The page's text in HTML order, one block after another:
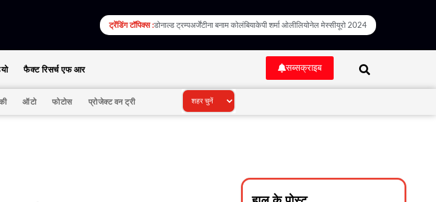
ट्रेंडिंग टॉपिक्स :डोनाल्ड ट्रम्पअर्जेंटीना बनाम कोलंबियाकेपी शर्मा ओलीलियोनेल मेस्सीयूरो 2024
फैक्ट रिसर्च एफ आर सब्सक्राइब
ऑटो फोटोस प्रोजेक्ट वन ट्री